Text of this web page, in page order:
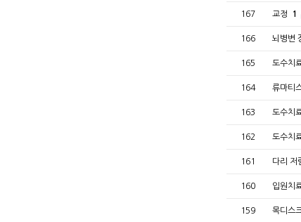
167 교정 1
166 뇌병변
165 도수치
164 류마티
163 도수치
162 도수치
161 다리 저
160 입원치
159 목디스